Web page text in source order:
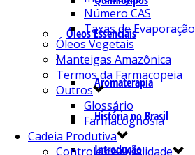
Óleos Essenciais
Aromaterapia
História no Brasil
Introdução
Número CAS
Taxas de Evaporação
Óleos Vegetais
Manteigas Amazônica
Termos da Farmacopeia
Outros
Glossário
Farmacognosia
Cadeia Produtiva
Controle de Qualidade